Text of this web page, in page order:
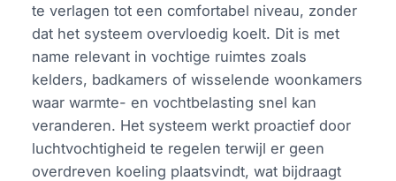
te verlagen tot een comfortabel niveau, zonder
dat het systeem overvloedig koelt. Dit is met
name relevant in vochtige ruimtes zoals
kelders, badkamers of wisselende woonkamers
waar warmte- en vochtbelasting snel kan
veranderen. Het systeem werkt proactief door
luchtvochtigheid te regelen terwijl er geen
overdreven koeling plaatsvindt, wat bijdraagt